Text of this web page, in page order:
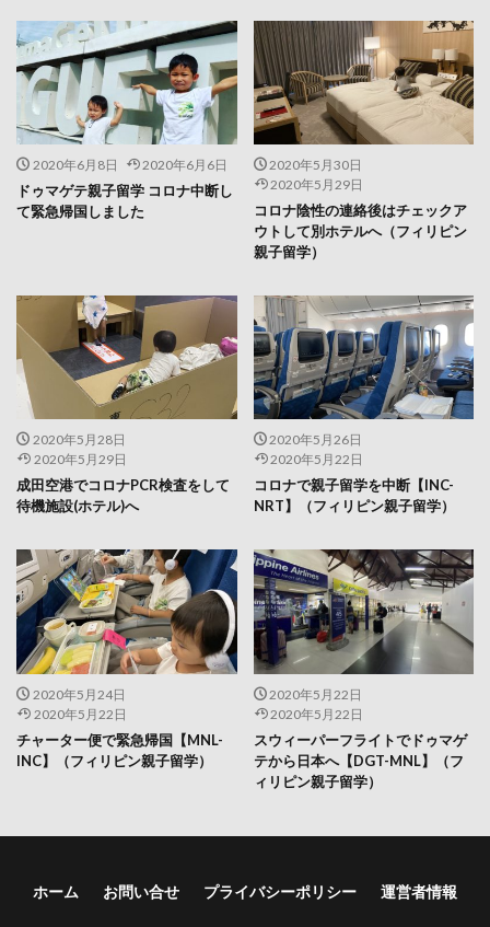
2020年6月8日 2020年6月6日
ドゥマゲテ親子留学 コロナ中断し
て緊急帰国しました
2020年5月30日
2020年5月29日
コロナ陰性の連絡後はチェックア
ウトして別ホテルへ（フィリピン
親子留学）
2020年5月28日
2020年5月29日
成田空港でコロナPCR検査をして
待機施設(ホテル)へ
2020年5月26日
2020年5月22日
コロナで親子留学を中断【INC-
NRT】（フィリピン親子留学）
2020年5月24日
2020年5月22日
チャーター便で緊急帰国【MNL-
INC】（フィリピン親子留学）
2020年5月22日
2020年5月22日
スウィーパーフライトでドゥマゲ
テから日本へ【DGT-MNL】（フ
ィリピン親子留学）
ホーム お問い合せ プライバシーポリシー 運営者情報